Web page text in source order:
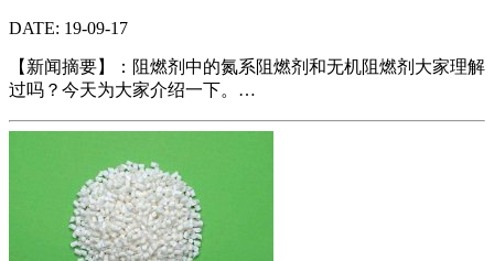
DATE: 19-09-17
【新闻摘要】：阻燃剂中的氮系阻燃剂和无机阻燃剂大家理解
过吗？今天为大家介绍一下。…